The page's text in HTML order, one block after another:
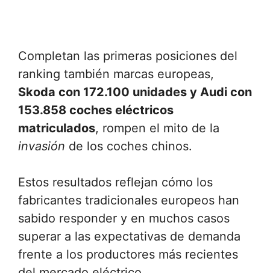
Completan las primeras posiciones del
ranking también marcas europeas,
Skoda con 172.100 unidades y Audi con
153.858 coches eléctricos
matriculados, rompen el mito de la
invasión de los coches chinos.
Estos resultados reflejan cómo los
fabricantes tradicionales europeos han
sabido responder y en muchos casos
superar a las expectativas de demanda
frente a los productores más recientes